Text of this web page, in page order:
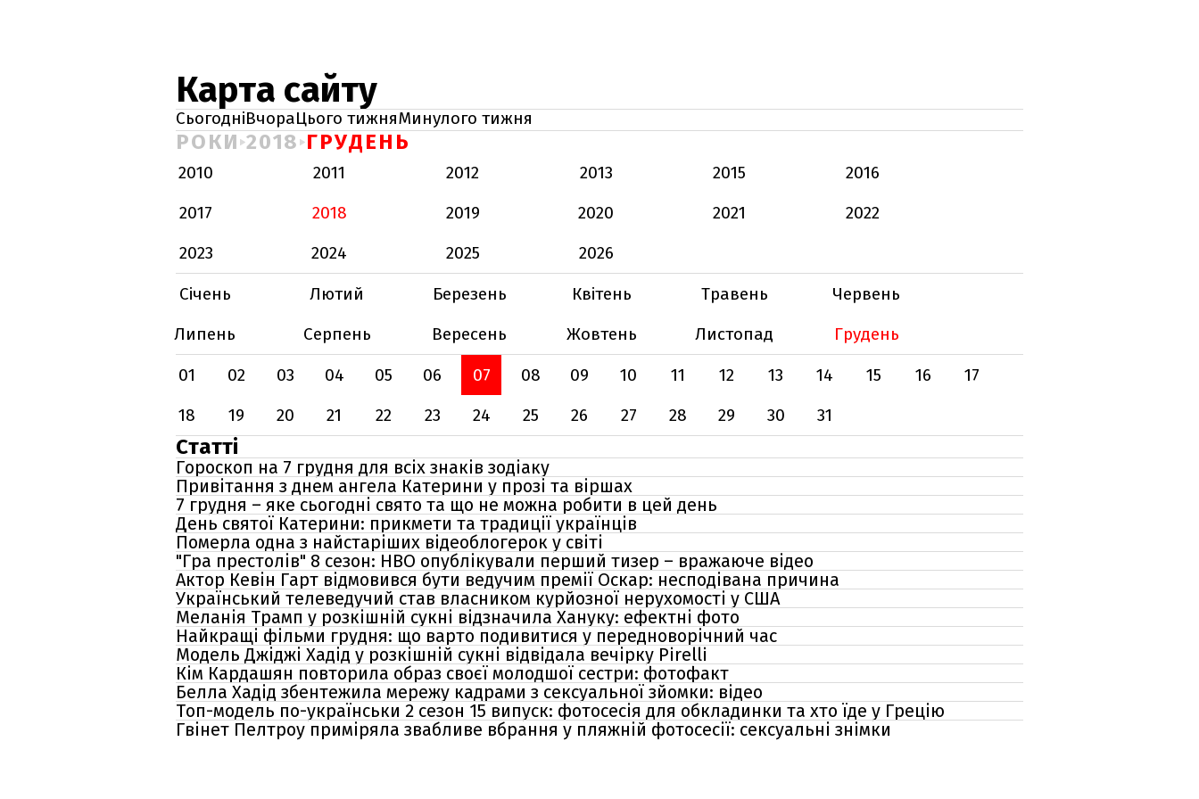
Карта сайту
СьогодніВчораЦього тижняМинулого тижня
РОКИ 2018 ГРУДЕНЬ
2010 2011 2012 2013 2015
2016
2017
2018 2019 2020 2021
2022
2023
2024 2025
2026
Січень
Лютий Березень Квітень Травень
Червень
Липень
Серпень Вересень Жовтень Листопад
Грудень
01
02 03 04 05 06 07 08 09 10 11 12 13 14 15 16
17
18
19 20 21 22 23 24 25 26 27 28 29 30 31
Статті
Гороскоп на 7 грудня для всіх знаків зодіаку
Привітання з днем ангела Катерини у прозі та віршах
7 грудня – яке сьогодні свято та що не можна робити в цей день
День святої Катерини: прикмети та традиції українців
Померла одна з найстаріших відеоблогерок у світі
"Гра престолів" 8 сезон: HBO опублікували перший тизер – вражаюче відео
Актор Кевін Гарт відмовився бути ведучим премії Оскар: несподівана причина
Український телеведучий став власником курйозної нерухомості у США
Меланія Трамп у розкішній сукні відзначила Хануку: ефектні фото
Найкращі фільми грудня: що варто подивитися у передноворічний час
Модель Джіджі Хадід у розкішній сукні відвідала вечірку Pirelli
Кім Кардашян повторила образ своєї молодшої сестри: фотофакт
Белла Хадід збентежила мережу кадрами з сексуальної зйомки: відео
Топ-модель по-українськи 2 сезон 15 випуск: фотосесія для обкладинки та хто їде у Грецію
Гвінет Пелтроу приміряла звабливе вбрання у пляжній фотосесії: сексуальні знімки